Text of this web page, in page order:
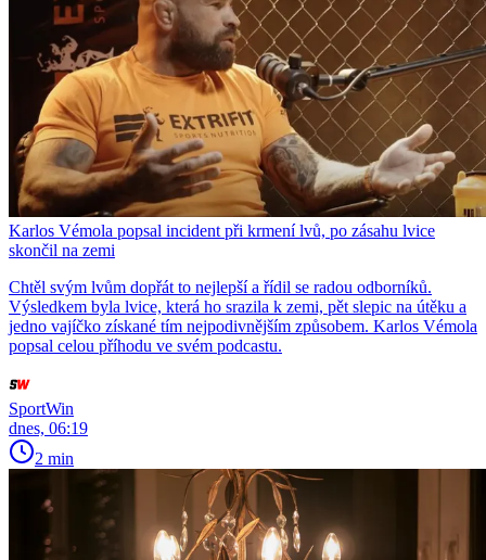
Karlos Vémola popsal incident při krmení lvů, po zásahu lvice
skončil na zemi
Chtěl svým lvům dopřát to nejlepší a řídil se radou odborníků.
Výsledkem byla lvice, která ho srazila k zemi, pět slepic na útěku a
jedno vajíčko získané tím nejpodivnějším způsobem. Karlos Vémola
popsal celou příhodu ve svém podcastu.
SportWin
dnes, 06:19
2 min